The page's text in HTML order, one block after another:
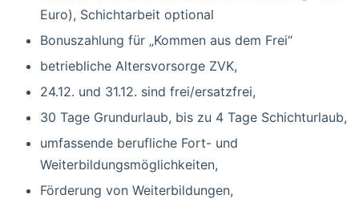
Euro), Schichtarbeit optional
Bonuszahlung für „Kommen aus dem Frei“
betriebliche Altersvorsorge ZVK,
24.12. und 31.12. sind frei/ersatzfrei,
30 Tage Grundurlaub, bis zu 4 Tage Schichturlaub,
umfassende berufliche Fort- und
Weiterbildungsmöglichkeiten,
Förderung von Weiterbildungen,